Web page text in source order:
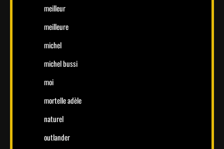
meilleur
meilleure
michel
michel bussi
moi
mortelle adèle
naturel
outlander